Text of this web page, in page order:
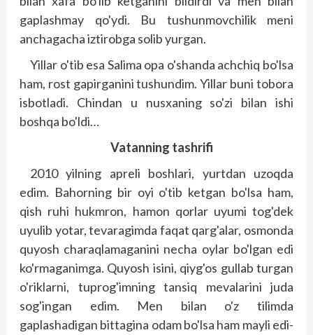
gaplashmay qo'ydi. Bu tushunmovchilik meni
anchagacha iztirobga solib yurgan.
Yillar o'tib esa Salima opa o'shanda achchiq bo'lsa
ham, rost gapirganini tushundim. Yillar buni tobora
isbotladi. Chindan u nusxaning so'zi bilan ishi
boshqa bo'ldi…
Vatanning tashrifi
2010 yilning apreli boshlari, yurtdan uzoqda
edim. Bahorning bir oyi o'tib ketgan bo'lsa ham,
qish ruhi hukmron, hamon qorlar uyumi tog'dek
uyulib yotar, tevaragimda faqat qarg'alar, osmonda
quyosh charaqlamaganini necha oylar bo'lgan edi
ko'rmaganimga. Quyosh isini, qiyg'os gullab turgan
o'riklarni, tuprog'imning tansiq mevalarini juda
sog'ingan edim. Men bilan o'z tilimda
gaplashadigan bittagina odam bo'lsa ham mayli edi-